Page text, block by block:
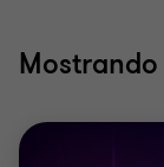
Mostrando